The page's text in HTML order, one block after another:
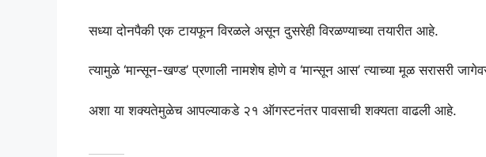
सध्या दोनपैकी एक टायफून विरळले असून दुसरेही विरळण्याच्या तयारीत आहे.
त्यामुळे ‘मान्सून-खण्ड’ प्रणाली नामशेष होणे व ‘मान्सून आस’ त्याच्या मूळ सरासरी
अशा या शक्यतेमुळेच आपल्याकडे २१ ऑगस्टनंतर पावसाची शक्यता वाढली आहे.